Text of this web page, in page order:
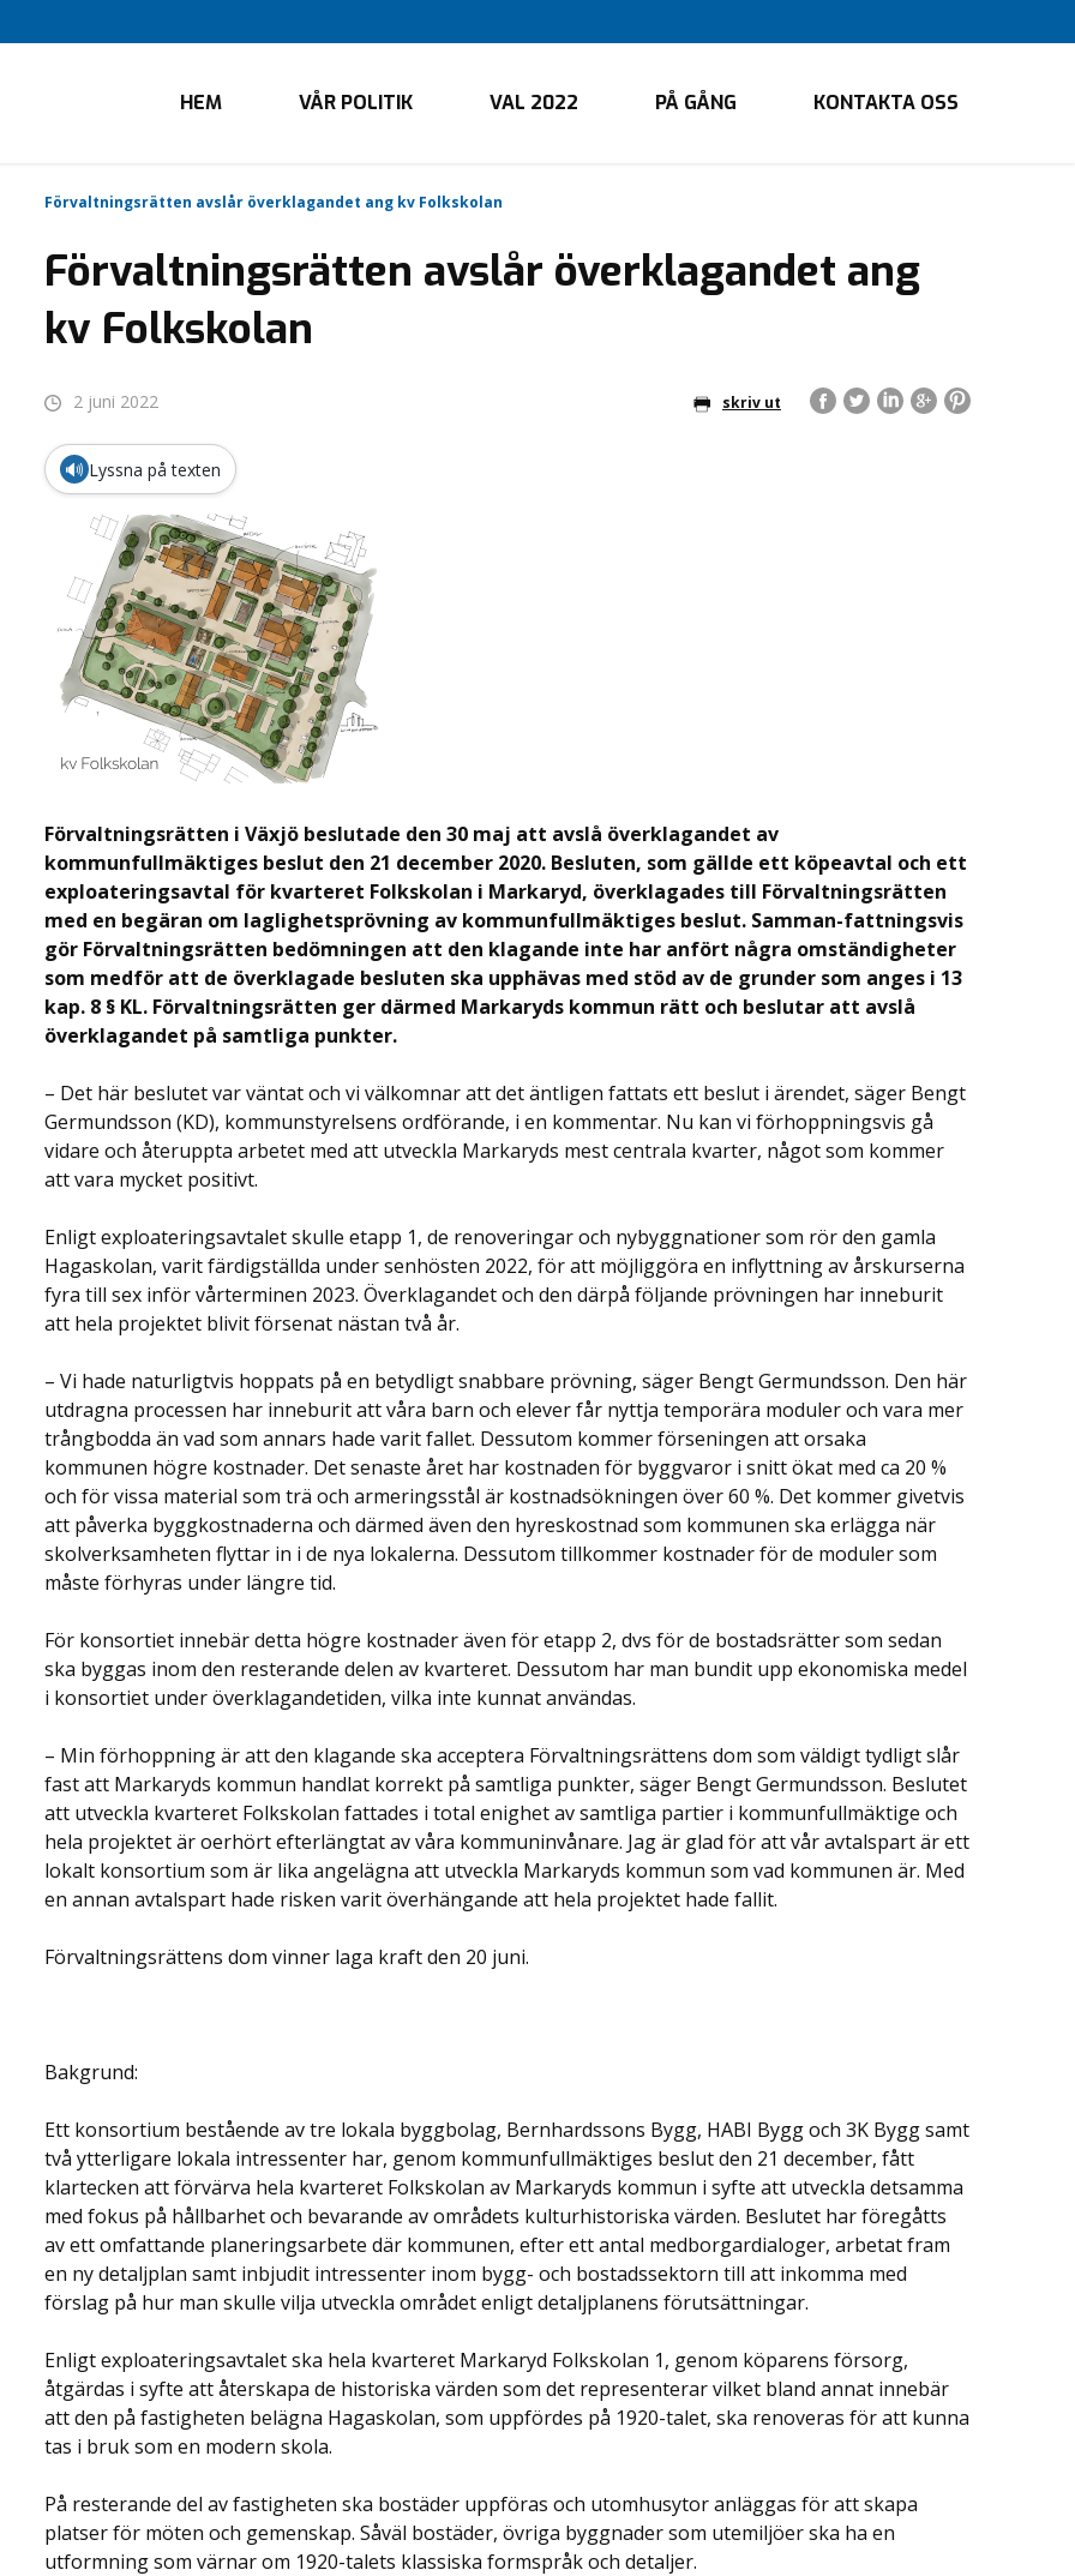
HEM VÅR POLITIK VAL 2022 PÅ GÅNG KONTAKTA OSS
Förvaltningsrätten avslår överklagandet ang kv Folkskolan
Förvaltningsrätten avslår överklagandet ang
kv Folkskolan
2 juni 2022 skriv ut
🔊 Lyssna på texten
Förvaltningsrätten i Växjö beslutade den 30 maj att avslå överklagandet av
kommunfullmäktiges beslut den 21 december 2020. Besluten, som gällde ett köpeavtal och ett
exploateringsavtal för kvarteret Folkskolan i Markaryd, överklagades till Förvaltningsrätten
med en begäran om laglighetsprövning av kommunfullmäktiges beslut. Samman-fattningsvis
gör Förvaltningsrätten bedömningen att den klagande inte har anfört några omständigheter
som medför att de överklagade besluten ska upphävas med stöd av de grunder som anges i 13
kap. 8 § KL. Förvaltningsrätten ger därmed Markaryds kommun rätt och beslutar att avslå
överklagandet på samtliga punkter.
– Det här beslutet var väntat och vi välkomnar att det äntligen fattats ett beslut i ärendet, säger Bengt
Germundsson (KD), kommunstyrelsens ordförande, i en kommentar. Nu kan vi förhoppningsvis gå
vidare och återuppta arbetet med att utveckla Markaryds mest centrala kvarter, något som kommer
att vara mycket positivt.
Enligt exploateringsavtalet skulle etapp 1, de renoveringar och nybyggnationer som rör den gamla
Hagaskolan, varit färdigställda under senhösten 2022, för att möjliggöra en inflyttning av årskurserna
fyra till sex inför vårterminen 2023. Överklagandet och den därpå följande prövningen har inneburit
att hela projektet blivit försenat nästan två år.
– Vi hade naturligtvis hoppats på en betydligt snabbare prövning, säger Bengt Germundsson. Den här
utdragna processen har inneburit att våra barn och elever får nyttja temporära moduler och vara mer
trångbodda än vad som annars hade varit fallet. Dessutom kommer förseningen att orsaka
kommunen högre kostnader. Det senaste året har kostnaden för byggvaror i snitt ökat med ca 20 %
och för vissa material som trä och armeringsstål är kostnadsökningen över 60 %. Det kommer givetvis
att påverka byggkostnaderna och därmed även den hyreskostnad som kommunen ska erlägga när
skolverksamheten flyttar in i de nya lokalerna. Dessutom tillkommer kostnader för de moduler som
måste förhyras under längre tid.
För konsortiet innebär detta högre kostnader även för etapp 2, dvs för de bostadsrätter som sedan
ska byggas inom den resterande delen av kvarteret. Dessutom har man bundit upp ekonomiska medel
i konsortiet under överklagandetiden, vilka inte kunnat användas.
– Min förhoppning är att den klagande ska acceptera Förvaltningsrättens dom som väldigt tydligt slår
fast att Markaryds kommun handlat korrekt på samtliga punkter, säger Bengt Germundsson. Beslutet
att utveckla kvarteret Folkskolan fattades i total enighet av samtliga partier i kommunfullmäktige och
hela projektet är oerhört efterlängtat av våra kommuninvånare. Jag är glad för att vår avtalspart är ett
lokalt konsortium som är lika angelägna att utveckla Markaryds kommun som vad kommunen är. Med
en annan avtalspart hade risken varit överhängande att hela projektet hade fallit.
Förvaltningsrättens dom vinner laga kraft den 20 juni.
Bakgrund:
Ett konsortium bestående av tre lokala byggbolag, Bernhardssons Bygg, HABI Bygg och 3K Bygg samt
två ytterligare lokala intressenter har, genom kommunfullmäktiges beslut den 21 december, fått
klartecken att förvärva hela kvarteret Folkskolan av Markaryds kommun i syfte att utveckla detsamma
med fokus på hållbarhet och bevarande av områdets kulturhistoriska värden. Beslutet har föregåtts
av ett omfattande planeringsarbete där kommunen, efter ett antal medborgardialoger, arbetat fram
en ny detaljplan samt inbjudit intressenter inom bygg- och bostadssektorn till att inkomma med
förslag på hur man skulle vilja utveckla området enligt detaljplanens förutsättningar.
Enligt exploateringsavtalet ska hela kvarteret Markaryd Folkskolan 1, genom köparens försorg,
åtgärdas i syfte att återskapa de historiska värden som det representerar vilket bland annat innebär
att den på fastigheten belägna Hagaskolan, som uppfördes på 1920-talet, ska renoveras för att kunna
tas i bruk som en modern skola.
På resterande del av fastigheten ska bostäder uppföras och utomhusytor anläggas för att skapa
platser för möten och gemenskap. Såväl bostäder, övriga byggnader som utemiljöer ska ha en
utformning som värnar om 1920-talets klassiska formspråk och detaljer.